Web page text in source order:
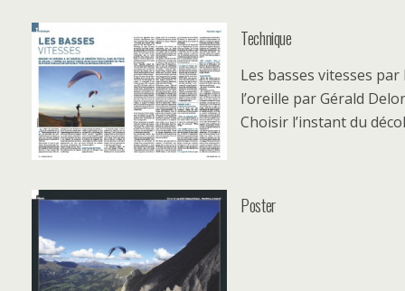
Technique
Les basses vitesses
l’oreille par Gérald
Choisir l’instant du
Poster